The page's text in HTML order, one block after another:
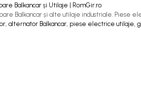
Balkancar și Utilaje | RomGir.ro
Balkancar și alte utilaje industriale. Piese
alternator Balkancar, piese electrice